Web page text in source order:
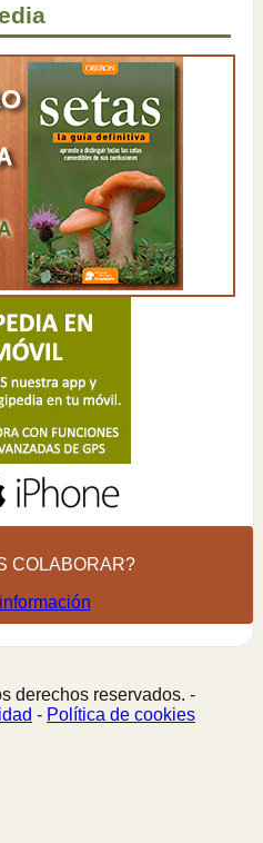
COLABORAR?
derechos reservados. -
- Política de cookies